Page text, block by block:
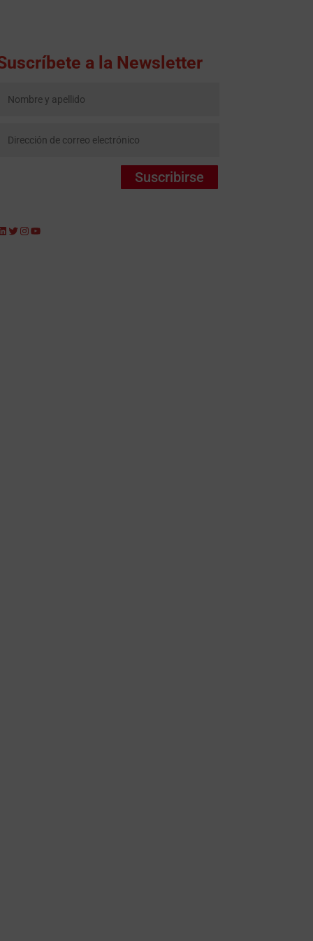
a la Newsletter
Suscribirse
Twitter
Instagram
YouTube